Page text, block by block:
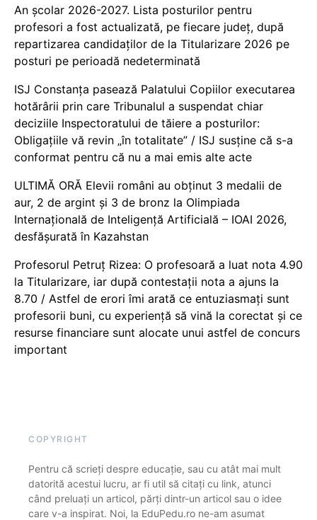
An școlar 2026-2027. Lista posturilor pentru
profesori a fost actualizată, pe fiecare județ, după
repartizarea candidaților de la Titularizare 2026 pe
posturi pe perioadă nedeterminată
ISJ Constanța pasează Palatului Copiilor executarea
hotărârii prin care Tribunalul a suspendat chiar
deciziile Inspectoratului de tăiere a posturilor:
Obligațiile vă revin „în totalitate” / ISJ susține că s-a
conformat pentru că nu a mai emis alte acte
ULTIMĂ ORĂ Elevii români au obținut 3 medalii de
aur, 2 de argint și 3 de bronz la Olimpiada
Internațională de Inteligență Artificială – IOAI 2026,
desfășurată în Kazahstan
Profesorul Petruț Rizea: O profesoară a luat nota 4.90
la Titularizare, iar după contestații nota a ajuns la
8.70 / Astfel de erori îmi arată ce entuziasmați sunt
profesorii buni, cu experiență să vină la corectat și ce
resurse financiare sunt alocate unui astfel de concurs
important
COPYRIGHT
Pentru că scrieți despre educație, sau cu atât mai mult
datorită acestui lucru, ar fi util să citați cu link, atunci
când preluați un articol, părți dintr-un articol sau o idee
care v-a inspirat. Noi, la EduPedu.ro ne-am asumat